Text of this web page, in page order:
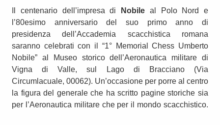
Il centenario dell’impresa di
Nobile al Polo Nord e
l’80esimo anniversario del suo primo anno di
presidenza dell’Accademia scacchistica romana
saranno celebrati con il “1° Memorial Chess Umberto
Nobile” al Museo storico dell’Aeronautica militare di
Vigna di Valle, sul Lago di Bracciano (Via
Circumlacuale, 00062). Un’occasione per porre al centro
la figura del generale che ha scritto pagine storiche sia
per l’Aeronautica militare che per il mondo scacchistico.